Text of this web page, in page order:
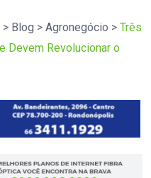
> Blog > Agronegócio > Três
Devem Revolucionar o